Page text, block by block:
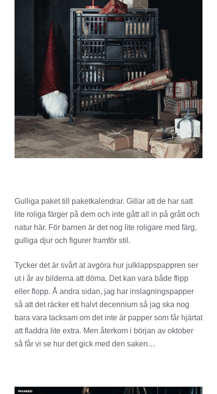
Gulliga paket till paketkalendrar. Gillar att de har satt
lite roliga färger på dem och inte gått all in på grått och
natur här. För barnen är det nog lite roligare med färg,
gulliga djur och figurer framför stil.
Tycker det är svårt at avgöra hur julklappspappren ser
ut i år av bilderna att döma. Det kan vara både flipp
eller flopp. Å andra sidan, jag har inslagningspapper
så att det räcker ett halvt decennium så jag ska nog
bara vara tacksam om det inte är papper som får hjärtat
att fladdra lite extra. Men återkom i början av oktober
så får vi se hur det gick med den saken…